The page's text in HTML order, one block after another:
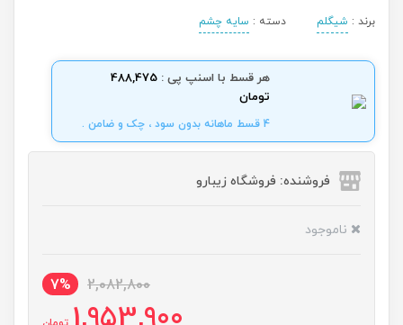
برند : شیگلم دسته : سایه چشم
هر قسط با اسنپ پی : 488,475
تومان
4 قسط ماهانه بدون سود ، چک و ضامن .
فروشنده: فروشگاه زیبارو
ناموجود
2,082,800
7%